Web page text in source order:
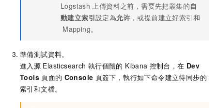
Logstash 上傳資料之前，需要先把叢集的自
動建立索引設定為允许 ，或提前建立好索引和
Mapping。
準備測試資料。
進入源 Elasticsearch 執行個體的 Kibana 控制台，在 Dev
Tools 頁面的 Console 頁簽下，執行如下命令建立待同步的
索引和文檔。